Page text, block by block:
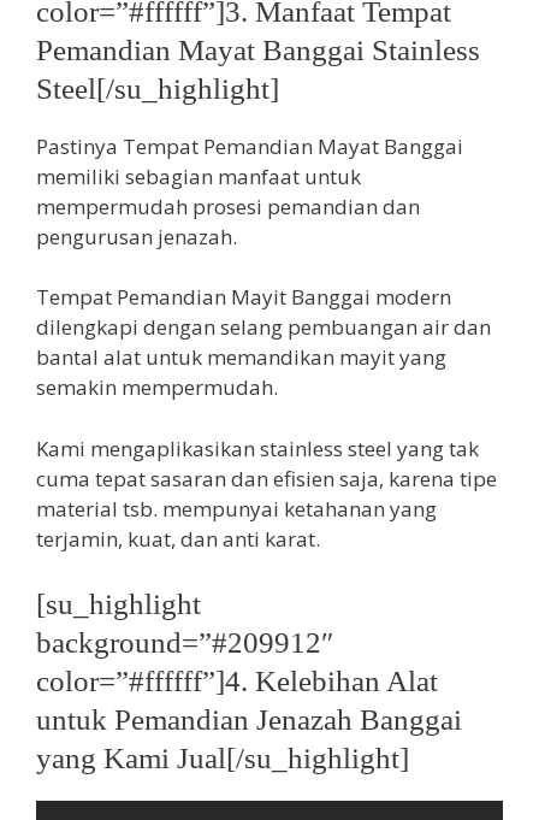
color=”#ffffff”]3. Manfaat Tempat
Pemandian Mayat Banggai Stainless
Steel[/su_highlight]
Pastinya Tempat Pemandian Mayat Banggai
memiliki sebagian manfaat untuk
mempermudah prosesi pemandian dan
pengurusan jenazah.
Tempat Pemandian Mayit Banggai modern
dilengkapi dengan selang pembuangan air dan
bantal alat untuk memandikan mayit yang
semakin mempermudah.
Kami mengaplikasikan stainless steel yang tak
cuma tepat sasaran dan efisien saja, karena tipe
material tsb. mempunyai ketahanan yang
terjamin, kuat, dan anti karat.
[su_highlight
background=”#209912″
color=”#ffffff”]4. Kelebihan Alat
untuk Pemandian Jenazah Banggai
yang Kami Jual[/su_highlight]